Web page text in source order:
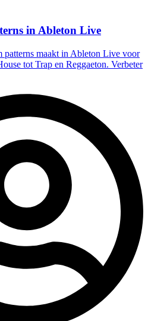
in Ableton Live
patterns maakt in Ableton Live voor
tot Trap en Reggaeton. Verbeter